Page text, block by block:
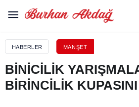
HABERLER MANŞET
BİNİCİLİK
BİRİNCİLİK